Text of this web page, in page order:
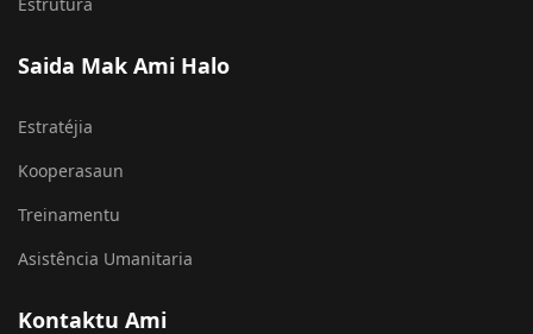
Lideransa
Estrutura
Saida Mak Ami Halo
Estratéjia
Kooperasaun
Treinamentu
Asistência Umanitaria